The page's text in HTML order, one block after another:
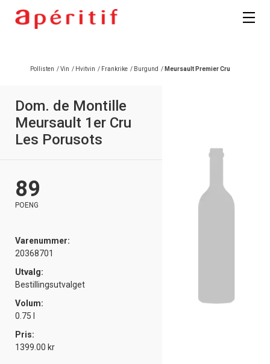
Pollisten /Vin / Hvitvin / Frankrike / Burgund / Meursault Premier Cru
Dom. de Montille
Meursault 1er Cru
Les Porusots
89
POENG
Varenummer:
20368701
Utvalg:
Bestillingsutvalget
Volum:
0.75 l
Pris:
1399.00 kr